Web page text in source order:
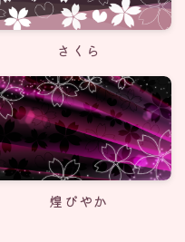
さくら
煌びやか